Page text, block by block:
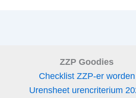
ZZP Goodies
Checklist ZZP-er worden
Urensheet urencriterium